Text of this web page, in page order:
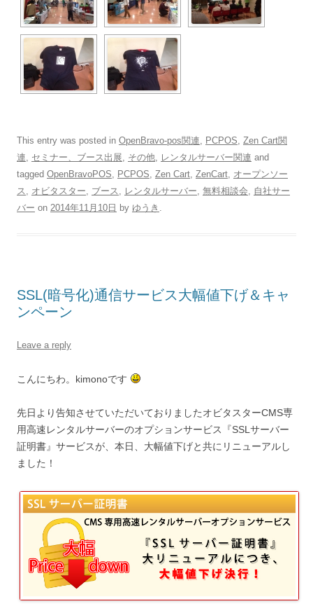
This entry was posted in OpenBravo-pos関連 PCPOS Zen Cart関
連
セミナー、ブース出展 その他 レンタルサーバー関連 and
tagged OpenBravoPOS PCPOS Zen Cart ZenCart オープンソー
ス
オビタスター ブース レンタルサーバー 無料相談会
自社サー
バー on 2014年11月10日 by ゆうき
SSL(暗号化)通信サービス大幅値下げ＆キャ
ンペーン
Leave a reply
こんにちわ。kimonoです
先日より告知させていただいておりましたオビタスターCMS専
用高速レンタルサーバーのオプションサービス『SSLサーバー
証明書』サービスが、本日、大幅値下げと共にリニューアルし
ました！